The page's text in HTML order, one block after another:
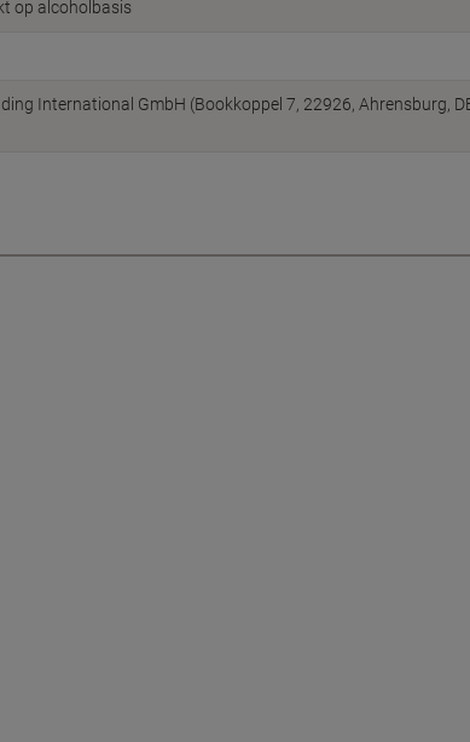
op alcoholbasis
International GmbH (Bookkoppel 7, 22926, Ahrensburg,